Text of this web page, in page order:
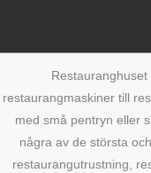
restaurangmaskiner till
med små pentryn eller
några av de största
restaurangutrustning,